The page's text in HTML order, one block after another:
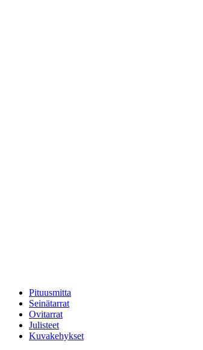
Pituusmitta
Seinätarrat
Ovitarrat
Julisteet
Kuvakehykset